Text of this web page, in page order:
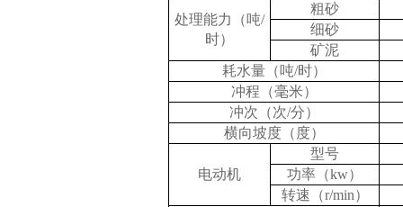
处理能力（吨/
时）
粗砂
细砂
矿泥
耗水量（吨/时）
冲程（毫米）
冲次（次/分）
横向坡度（度）
电动机
型号
功率（kw）
转速（r/min）